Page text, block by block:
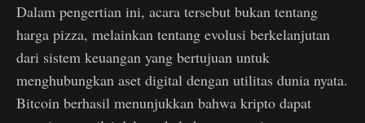
Dalam pengertian ini, acara tersebut bukan tentang
harga pizza, melainkan tentang evolusi berkelanjutan
dari sistem keuangan yang bertujuan untuk
menghubungkan aset digital dengan utilitas dunia nyata.
Bitcoin berhasil menunjukkan bahwa kripto dapat